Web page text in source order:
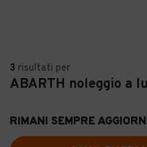
3 risultati per
ABARTH noleggio a
RIMANI SEMPRE